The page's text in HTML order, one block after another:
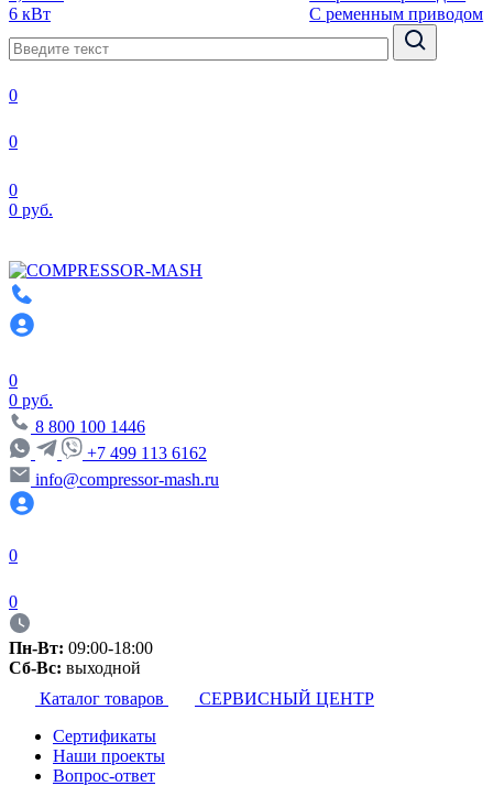
6 кВт
С ременным приводом
0
0
0
0 руб.
0
0 руб.
8 800 100 1446
+7 499 113 6162
info@compressor-mash.ru
0
0
Пн-Вт: 09:00-18:00
Сб-Вс: выходной
Каталог товаров
СЕРВИСНЫЙ ЦЕНТР
Сертификаты
Наши проекты
Вопрос-ответ